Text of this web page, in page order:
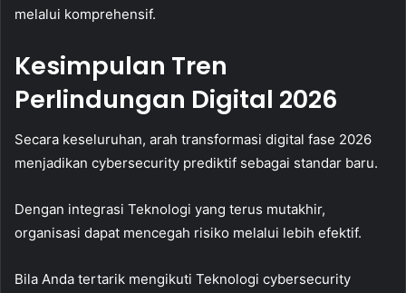
melalui komprehensif.
Kesimpulan Tren
Perlindungan Digital 2026
Secara keseluruhan, arah transformasi digital fase 2026
menjadikan cybersecurity prediktif sebagai standar baru.
Dengan integrasi Teknologi yang terus mutakhir,
organisasi dapat mencegah risiko melalui lebih efektif.
Bila Anda tertarik mengikuti Teknologi cybersecurity